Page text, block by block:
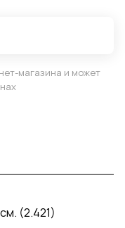
магазина и может
(2.421)